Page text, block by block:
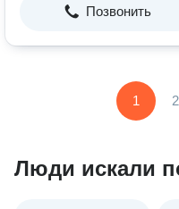
Позвонить
1 2
Люди искали